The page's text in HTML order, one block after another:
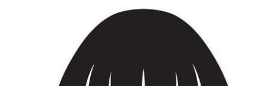
Motion Graphics
Redaktionelle Bilder
Redaktionelle Ereignisse